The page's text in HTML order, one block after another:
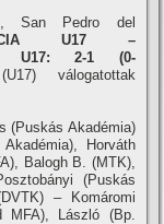
San Pedro del
U17 –
U17: 2-1 (0-
válogatottak
(Puskás Akadémia)
Horváth
Balogh B. (MTK),
(Puskás
– Komáromi
MFA), László (Bp.